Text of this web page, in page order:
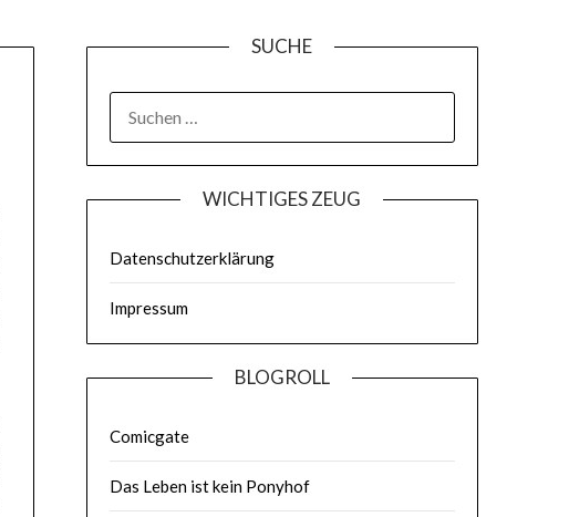
SUCHE
WICHTIGES ZEUG
Datenschutzerklärung
Impressum
BLOGROLL
Comicgate
Das Leben ist kein Ponyhof